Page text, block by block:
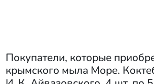
Покупатели, которые
крымского мыла Море.